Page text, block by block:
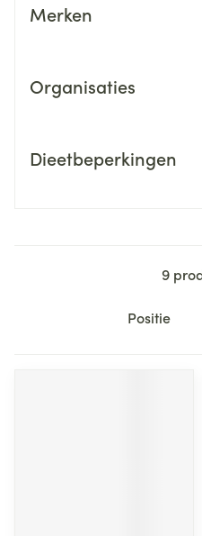
Merken
Organisaties
Dieetbeperkingen
9
Sorteer op: